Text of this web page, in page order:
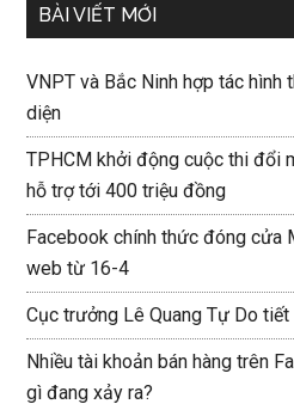
BÀI VIẾT MỚI
VNPT và Bắc Ninh hợp tác hình
diện
TPHCM khởi động cuộc thi đổi
hỗ trợ tới 400 triệu đồng
Facebook chính thức đóng cửa
web từ 16-4
Cục trưởng Lê Quang Tự Do
Nhiều tài khoản bán hàng trên
gì đang xảy ra?